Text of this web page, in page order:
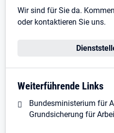
Wir sind für Sie da.
oder kontaktieren Sie uns.
Weiterführende Links
Bundesministerium für
Grundsicherung für